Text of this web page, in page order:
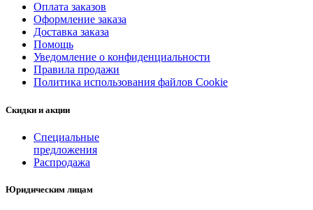
Оплата заказов
Оформление заказа
Доставка заказа
Помощь
Уведомление о конфиденциальности
Правила продажи
Политика использования файлов Cookie
Скидки и акции
Специальные
предложения
Распродажа
Юридическим лицам